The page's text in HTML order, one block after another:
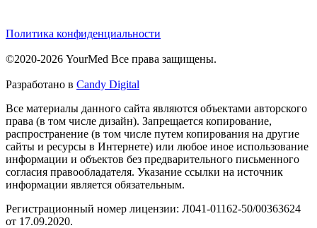
Политика конфиденциальности
©2020-2026 YourMed Все права защищены.
Разработано в Candy Digital
Все материалы данного сайта являются объектами авторского
права (в том числе дизайн). Запрещается копирование,
распространение (в том числе путем копирования на другие
сайты и ресурсы в Интернете) или любое иное использование
информации и объектов без предварительного письменного
согласия правообладателя. Указание ссылки на источник
информации является обязательным.
Регистрационный номер лицензии: Л041-01162-50/00363624
от 17.09.2020.